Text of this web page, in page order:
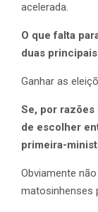
acelerada.
O que falta
duas
Ganhar as
Se, por razões
de escolher
primeira-
Obviamente
matosinhenses